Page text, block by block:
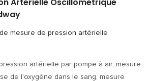
mesure de pression artérielle
artérielle par pompe à air, mesure
de l'oxygène dans le sang, mesure